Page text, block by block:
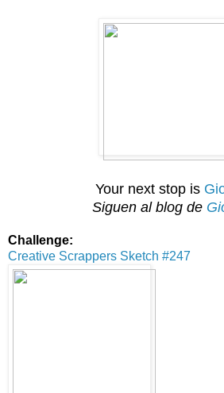
Your next stop is
Siguen al blog de
Challenge:
Creative Scrappers Sketch #247